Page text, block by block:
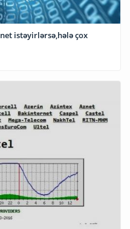
istəyirlərsə,hələ çox